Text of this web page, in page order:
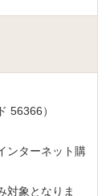
56366）
ンターネット購
対象となりま